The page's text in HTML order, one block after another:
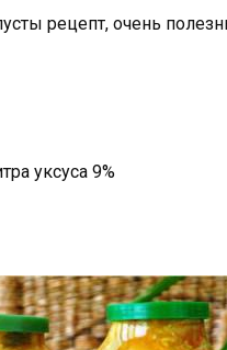
рецепт, очень
уксуса 9%